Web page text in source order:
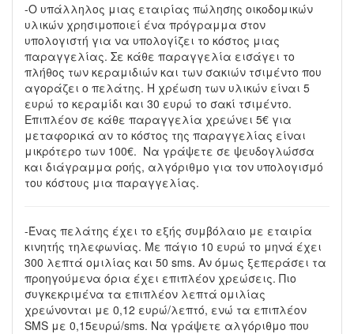
-Ο υπάλληλος μιας εταιρίας πώλησης οικοδομικών
υλικών χρησιμοποιεί ένα πρόγραμμα στον
υπολογιστή για να υπολογίζει το κόστος μιας
παραγγελίας. Σε κάθε παραγγελία εισάγει το
πλήθος των κεραμιδιών και των σακιών τσιμέντο που
αγοράζει ο πελάτης. Η χρέωση των υλικών είναι 5
ευρώ το κεραμίδι και 30 ευρώ το σακί τσιμέντο.
Επιπλέον σε κάθε παραγγελία χρεώνει 5€ για
μεταφορικά αν το κόστος της παραγγελίας είναι
μικρότερο των 100€. Να γράψετε σε ψευδογλώσσα
και διάγραμμα ροής, αλγόριθμο για τον υπολογισμό
του κόστους μια παραγγελίας.
-Ένας πελάτης έχει το εξής συμβόλαιο με εταιρία
κινητής τηλεφωνίας. Με πάγιο 10 ευρώ το μηνά έχει
300 λεπτά ομιλίας και 50 sms. Αν όμως ξεπεράσει τα
προηγούμενα όρια έχει επιπλέον χρεώσεις. Πιο
συγκεκριμένα τα επιπλέον λεπτά ομιλίας
χρεώνονται με 0,12 ευρώ/λεπτό, ενώ τα επιπλέον
SMS με 0,15ευρώ/sms. Να γράψετε αλγόριθμο που